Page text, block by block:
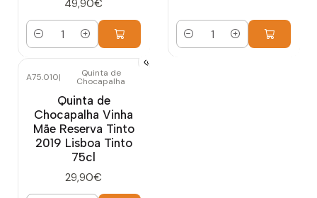
49,90€
Quantidade Quantidade
A75.010| Quinta de
Chocapalha
Quinta de
Chocapalha Vinha
Mãe Reserva Tinto
2019 Lisboa Tinto
75cl
29,90€